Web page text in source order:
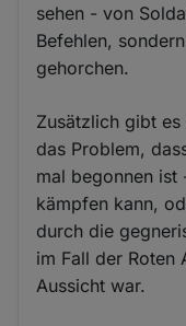
sehen - von
Befehlen,
gehorchen.
Zusätzlich gibt
das Problem,
mal begonnen ist
kämpfen kann,
durch die
im Fall der Roten
Aussicht war.